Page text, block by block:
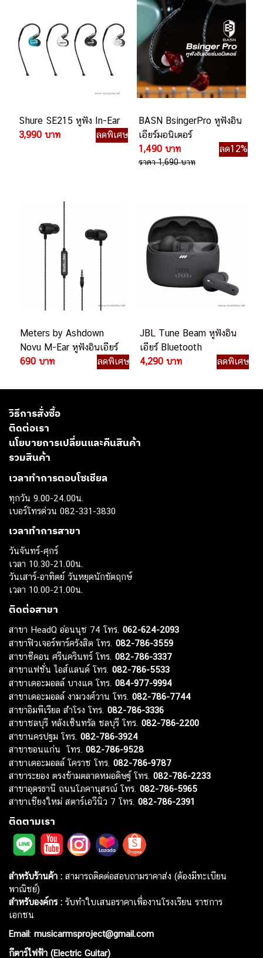
Shure SE215 หูฟัง In-Ear
3,990 บาท
ลดพิเศษ
BASN BsingerPro หูฟังอิน
เอียร์มอนิเตอร์
1,490 บาท
ลด12%
ราคา 1,690 บาท
Meters by Ashdown
Novu M-Ear หูฟังอินเอียร์
690 บาท
ลดพิเศษ
JBL Tune Beam หูฟังอิน
เอียร์ Bluetooth
4,290 บาท
ลดพิเศษ
วิธีการสั่งซื้อ
ติดต่อเรา
นโยบายการเปลี่ยนและคืนสินค้า
รวมสินค้า
เวลาทำการตอบโซเชียล
ทุกวัน 9.00-24.00น.
เบอร์โทรด่วน 082-331-3830
เวลาทำการสาขา
วันจันทร์-ศุกร์
เวลา 10.30-21.00น.
วันเสาร์-อาทิตย์ วันหยุดนักขัตฤกษ์
เวลา 10.00-21.00น.
ติดต่อสาขา
สาขา HeadQ อ่อนนุช 74 โทร. 062-624-2093
สาขาฟิวเจอร์พาร์ครังสิต โทร. 082-786-3559
สาขาซีคอน ศรีนครินทร์ โทร. 082-786-3337
สาขาแฟชั่น ไอส์แลนด์ โทร. 082-786-5533
สาขาเดอะมอลล์ บางแค โทร. 084-977-9994
สาขาเดอะมอลล์ งามวงศ์วาน โทร. 082-786-7744
สาขาอิมพีเรียล สำโรง โทร. 082-786-3336
สาขาชลบุรี หลังเซ็นทรัล ชลบุรี โทร. 082-786-2200
สาขานครปฐม โทร. 082-786-3924
สาขาขอนแก่น โทร. 082-786-9528
สาขาเดอะมอลล์ โคราช โทร. 082-786-9787
สาขาระยอง ตรงข้ามตลาดหมอดิษฐ์ โทร. 082-786-2233
สาขาอุดรธานี ถนนโภคานุสรณ์ โทร. 082-786-5965
สาขาเชียงใหม่ สตาร์เอวีนิว 7 โทร. 082-786-2391
ติดตามเรา
สำหรับร้านค้า : สามารถติดต่อสอบถามราคาส่ง (ต้องมีทะเบียน
พาณิชย์)
สำหรับองค์กร : รับทำใบเสนอราคาเพื่องานโรงเรียน ราชการ
เอกชน
Email: musicarmsproject@gmail.com
กีตาร์ไฟฟ้า (Electric Guitar)